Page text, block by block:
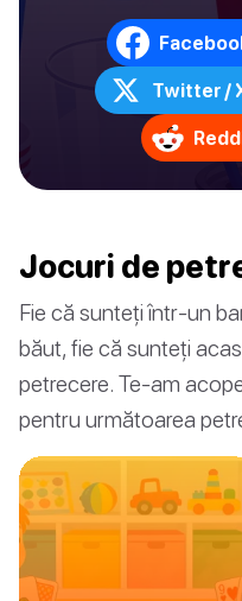
Twitter /
Jocuri de
Fie că sunteți într-un
băut, fie că sunteți
petrecere. Te-am
pentru următoarea